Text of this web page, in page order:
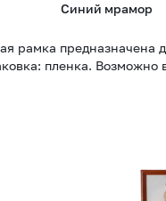
Синий мрамор
рамка
пленка. Возможно